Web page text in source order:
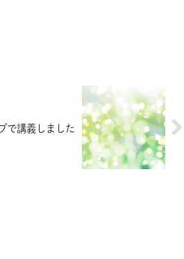
で講義しました